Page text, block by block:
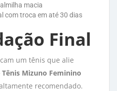
macia
com troca em até 30 dias
Final
um tênis que alie
Tênis Mizuno Feminino
recomendado.